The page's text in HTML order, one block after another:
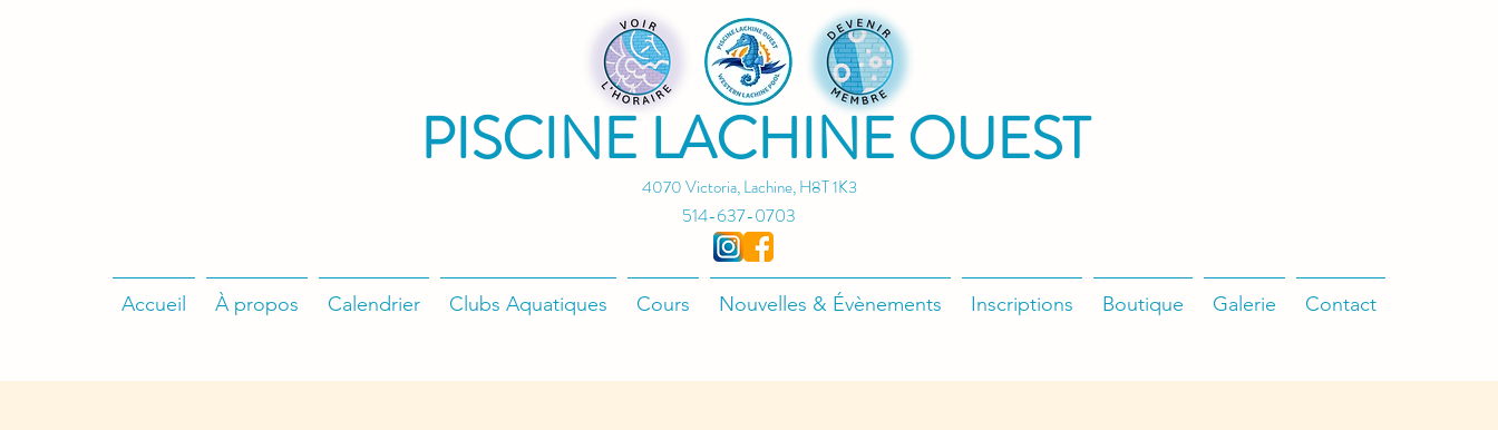
4070 Victoria, Lachine, H8T 1K3
PISCINE LACHINE OUEST
514-637-0703
Accueil À propos Calendrier Clubs Aquatiques Cours Nouvelles & Évènements Inscriptions Boutique Galerie Contact